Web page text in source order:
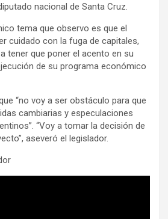
nacional de Santa Cruz.
tema que observo es que el
cuidado con la fuga de capitales,
tener que poner el acento en su
de su programa económico
“no voy a ser obstáculo para que
cambiarias y especulaciones
“Voy a tomar la decisión de
aseveró el legislador.